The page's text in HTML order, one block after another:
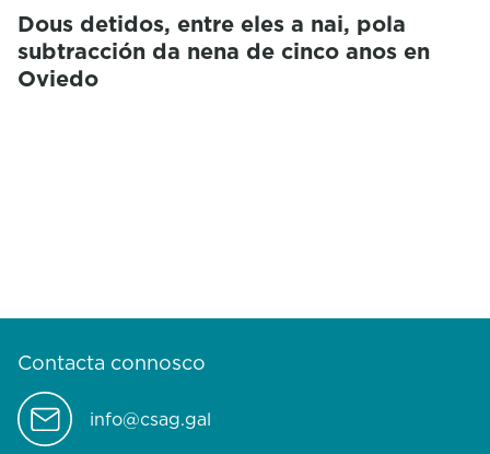
Dous detidos, entre eles a nai, pola
subtracción da nena de cinco anos en
Oviedo
Contacta connosco
info@csag.gal